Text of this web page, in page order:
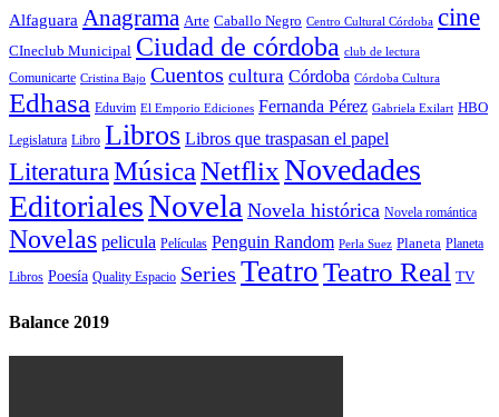
Alfaguara Anagrama Arte Caballo Negro Centro Cultural Córdoba cine
CIneclub Municipal Ciudad de córdoba club de lectura
Comunicarte Cristina Bajo Cuentos cultura Córdoba Córdoba Cultura
Edhasa Eduvim El Emporio Ediciones Fernanda Pérez Gabriela Exilart HBO
Legislatura Libro Libros Libros que traspasan el papel
LiteraturaMúsicaNetflixNovedades
EditorialesNovela Novela histórica Novela romántica
Novelas pelicula Películas Penguin Random Perla Suez Planeta Planeta
Libros Poesía Quality Espacio Series TeatroTeatro Real TV
Balance 2019